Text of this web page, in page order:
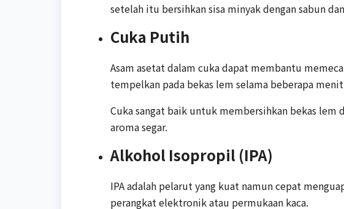
setelah itu bersihkan sisa minyak dengan sabun
Cuka Putih
Asam asetat dalam cuka dapat membantu
tempelkan pada bekas lem selama beberapa
Cuka sangat baik untuk membersihkan bekas lem
aroma segar.
Alkohol Isopropil (IPA)
IPA adalah pelarut yang kuat namun cepat
perangkat elektronik atau permukaan kaca.